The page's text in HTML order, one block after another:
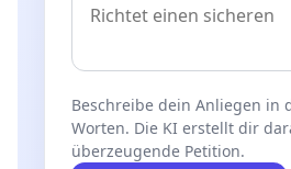
Beschreibe dein Anliegen in
Worten. Die KI erstellt dir
überzeugende Petition.